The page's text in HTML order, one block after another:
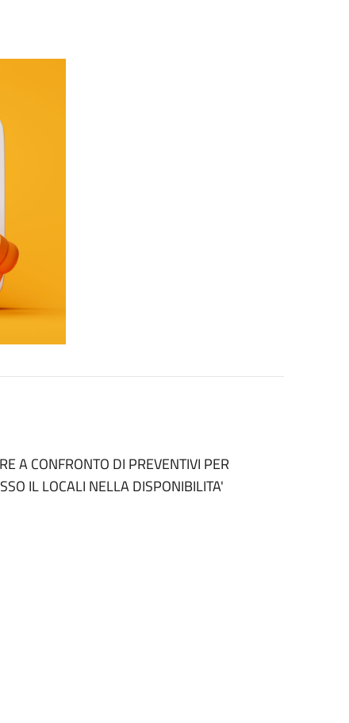
A CONFRONTO DI PREVENTIVI PER
IL LOCALI NELLA DISPONIBILITA'